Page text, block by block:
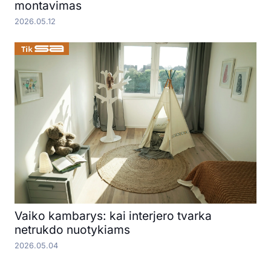
montavimas
2026.05.12
Vaiko kambarys: kai interjero tvarka
netrukdo nuotykiams
2026.05.04